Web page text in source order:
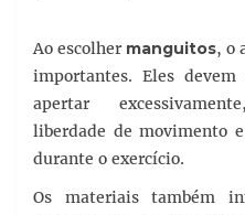
Ao escolher manguitos, o
importantes. Eles
apertar
liberdade de movimento
durante o exercício.
Os materiais também